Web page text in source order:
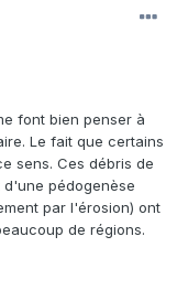
font bien penser à
Le fait que certains
sens. Ces débris de
pédogenèse
par l'érosion) ont
de régions.